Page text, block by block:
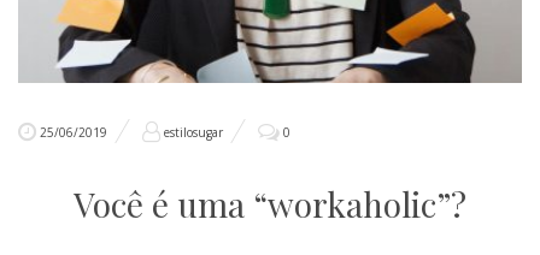
25/06/2019 estilosugar 0
Você é uma “workaholic”?